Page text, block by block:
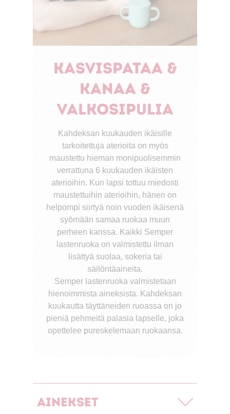
Kasvispataa &
kanaa &
valkosipulia
Kahdeksan kuukauden ikäisille
tarkoitettuja aterioita on myös
maustettu hieman monipuolisemmin
verrattuna 6 kuukauden ikäisten
aterioihin. Kun lapsi tottuu miedosti
maustettuihin aterioihin, hänen on
helpompi siirtyä noin vuoden ikäisenä
syömään samaa ruokaa muun
perheen kanssa. Kaikki Semper
lastenruoka on valmistettu ilman
lisättyä suolaa, sokeria tai
säilöntäaineita.
Semper lastenruoka valmistetaan
hienoimmista aineksista. Kahdeksan
kuukautta täyttäneiden ruoassa on jo
pieniä pehmeitä palasia lapselle, joka
opettelee pureskelemaan ruokaansa.
Ainekset